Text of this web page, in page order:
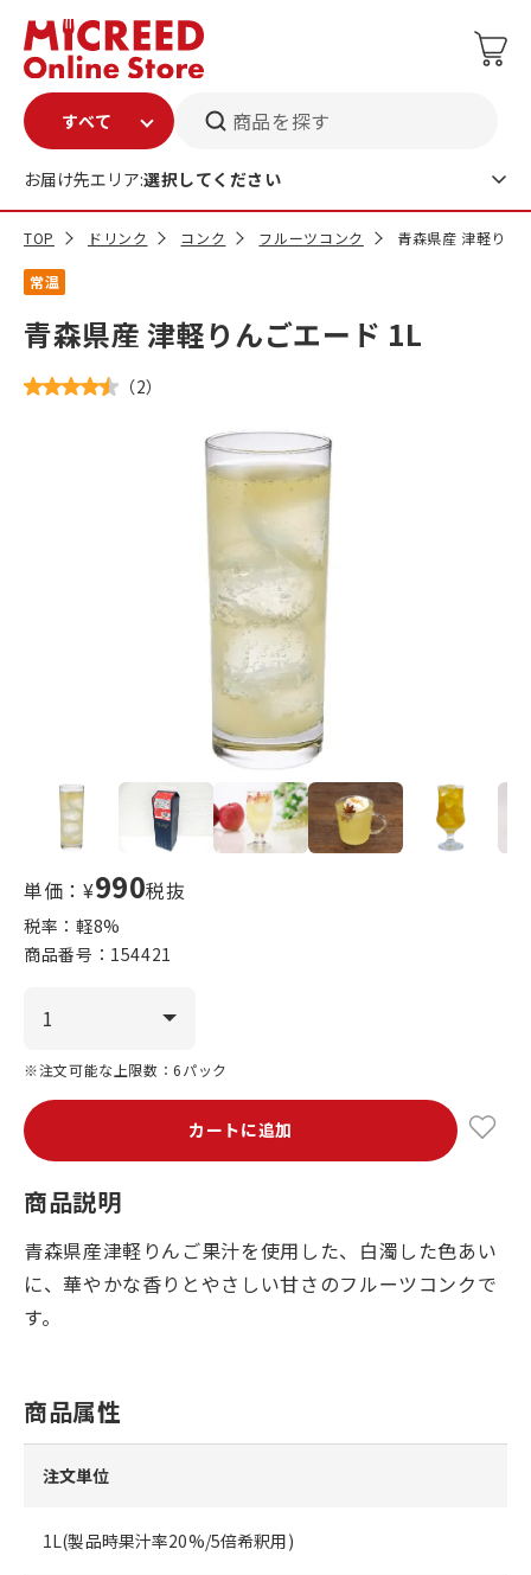
商品を探す
お届け先エリア:選択してください
TOP ドリンク コンク フルーツコンク 青森県産 津軽りん
常温
青森県産 津軽りんごエード 1L
（2）
単価：¥990税抜
税率：軽8%
商品番号： 154421
※注文可能な上限数：6パック
カートに追加
商品説明
青森県産津軽りんご果汁を使用した、白濁した色あい
に、華やかな香りとやさしい甘さのフルーツコンクで
す。
商品属性
注文単位
1L(製品時果汁率20%/5倍希釈用)